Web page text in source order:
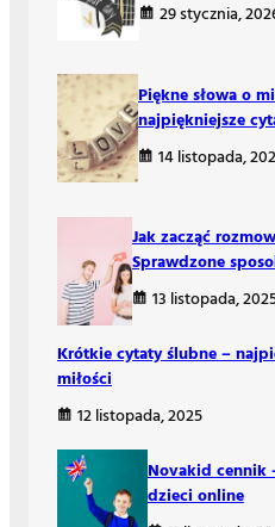
29 stycznia,
Piękne słowa o
najpiękniejsze
14 listopada,
Jak zacząć
Sprawdzone
13 listopada,
Krótkie cytaty ślubne –
miłości
12 listopada, 2025
Novakid cennik
dzieci online